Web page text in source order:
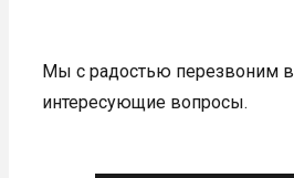
Мы с радостью перезвоним
интересующие вопросы.